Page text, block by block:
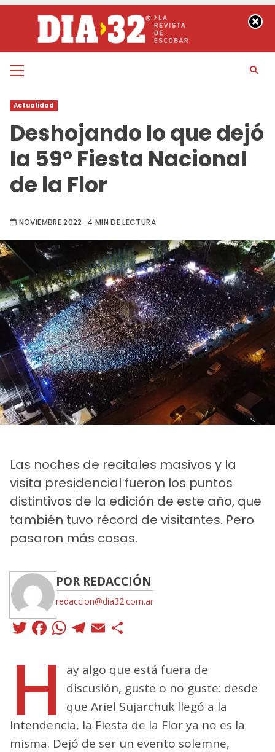
contenido
Menú
Actualidad
Deshojando lo que dejó
la 59º Fiesta Nacional
de la Flor
NOVIEMBRE 2022 4 MIN DE LECTURA
Las noches de recitales masivos y la
visita presidencial fueron los puntos
distintivos de la edición de este año, que
también tuvo récord de visitantes. Pero
pasaron más cosas.
POR REDACCIÓN
redaccion@dia32.com.ar
Twitter
Facebook
WhatsApp
Telegram
Email
H
ay algo que está fuera de
discusión, guste o no guste: desde
que Ariel Sujarchuk llegó a la
Intendencia, la Fiesta de la Flor ya no es la
misma. Dejó de ser un evento solemne,